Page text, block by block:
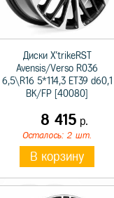
Диски X'trikeRST
Avensis/Verso R036
6,5\R16 5*114,3 ET39 d60,1
BK/FP [40080]
8 415р.
Осталось: 2 шт.
В корзину